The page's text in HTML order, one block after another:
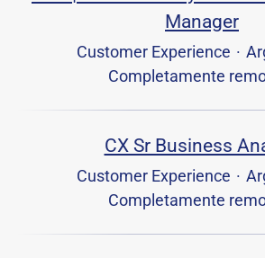
Manager
Customer Experience ·
Completamente
CX Sr Business
Customer Experience ·
Completamente